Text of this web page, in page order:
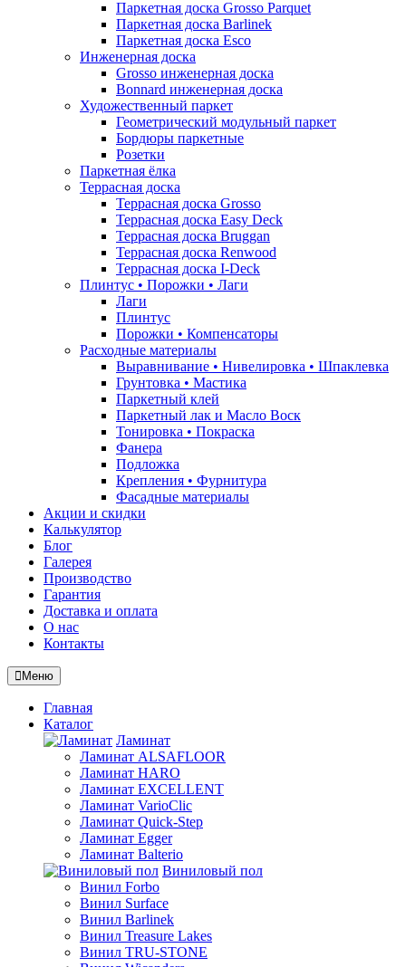
Паркетная доска Grosso Parquet
Паркетная доска Barlinek
Паркетная доска Esco
Инженерная доска
Grosso инженерная доска
Bonnard инженерная доска
Художественный паркет
Геометрический модульный паркет
Бордюры паркетные
Розетки
Паркетная ёлка
Террасная доска
Террасная доска Grosso
Террасная доска Easy Deck
Террасная доска Bruggan
Террасная доска Renwood
Террасная доска I-Deck
Плинтус • Порожки • Лаги
Лаги
Плинтус
Порожки • Компенсаторы
Расходные материалы
Выравнивание • Нивелировка • Шпаклевка
Грунтовкa • Мастика
Паркетный клей
Паркетный лак и Масло Воск
Тонировка • Покраска
Фанера
Подложка
Крепления • Фурнитура
Фасадные материалы
Акции и скидки
Калькулятор
Блог
Галерея
Производство
Гарантия
Доставка и оплата
О нас
Контакты
Меню
Главная
Каталог
Ламинат
Ламинат ALSAFLOOR
Ламинат HARO
Ламинат EXCELLENT
Ламинат VarioClic
Ламинат Quick-Step
Ламинат Egger
Ламинат Balterio
Виниловый пол
Винил Forbo
Винил Surface
Винил Barlinek
Винил Treasure Lakes
Винил TRU-STONE